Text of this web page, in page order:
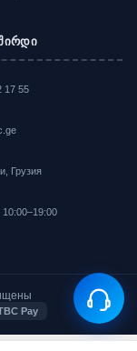
17 55
Грузия
Pay